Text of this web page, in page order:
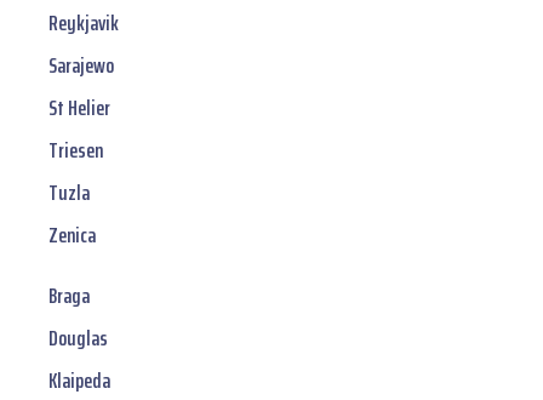
Reykjavik
Sarajewo
St Helier
Triesen
Tuzla
Zenica
Braga
Douglas
Klaipeda